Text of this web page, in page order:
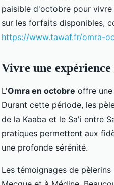
paisible d'octobre pour vivre
sur les forfaits disponibles,
https://www.tawaf.fr/omra-
Vivre une
L'Omra en octobre offre une
Durant cette période, les
de la Kaaba et le Sa'i entre
pratiques permettent aux
une profonde sérénité.
Les témoignages de